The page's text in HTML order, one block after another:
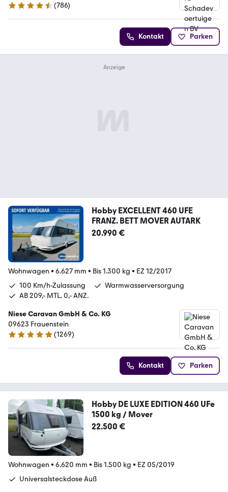
4.4 Sterne
(786)
Kontakt Parken
Hobby EXCELLENT 460 UFE
FRANZ. BETT MOVER AUTARK
20.990 €
Wohnwagen • 6.627 mm • Bis 1.300 kg • EZ 12/2017
100 Km/h-Zulassung
Warmwasserversorgung
AB 209,- MTL. 0,- ANZ.
Niese Caravan GmbH & Co. KG
09623 Frauenstein
4.9 Sterne
(1269)
Kontakt Parken
Hobby DE LUXE EDITION 460 UFe
1500 kg / Mover
22.500 €
Wohnwagen • 6.620 mm • Bis 1.500 kg • EZ 05/2019
Universalsteckdose Auß